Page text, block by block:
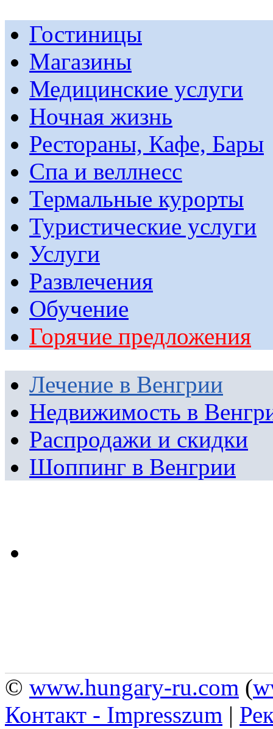
Гостиницы
Магазины
Медицинские услуги
Ночная жизнь
Рестораны, Кафе, Бары
Спа и веллнесс
Термальные курорты
Туристические услуги
Услуги
Развлечения
Обучение
Горячие предложения
Лечение в Венгрии
Недвижимость в
Распродажи и скидки
Шоппинг в Венгрии
© www.hungary-ru.com (
Контакт - Impresszum |